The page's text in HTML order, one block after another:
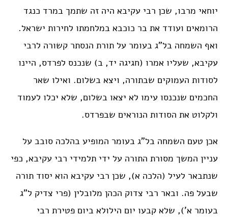
יוחאי מרבו, שכן רבי עקיבא היה זה שתמך במרד כנגד
הרומאים ועודד את בר כוכבא במלחמתו לחירות ישראל.
ואף השמחה בל”ג בעומר על תורת הנסתר קשורה לרבי
עקיבא, שעליו אמרו (חגיגה יד, ב) שנכנס לפרדס, היינו
לסודות העמוקים שבתורה, ויצא בשלום. ואילו שאר
החכמים שנכנסו עימו לא יצאו בשלום, שלא יכלו לעמוד
ולקלוט את הסודות הנוראים שבפרדס.
אכן טעם השמחה בל”ג בעומר המופיע בהלכה סובב על
עניין המשך מסורת התורה על ידי תלמידי רבי עקיבא, כפי
שנתבאר לעיל (הלכה א), שכן רבי עקיבא הוא יסוד תורה
שבעל פה. ובאר רבי צדוק הכהן מלובלין (פרי צדיק ל”ג
בעומר א’), שלא קבעו יום הילולא ביום פטירת רבי